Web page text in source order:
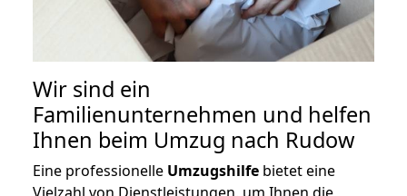
Wir sind ein
Familienunternehmen und helfen
Ihnen beim Umzug nach Rudow
Eine professionelle Umzugshilfe bietet eine